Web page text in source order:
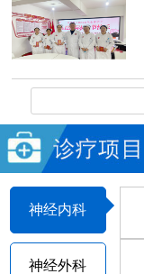
神经内科
神经外科